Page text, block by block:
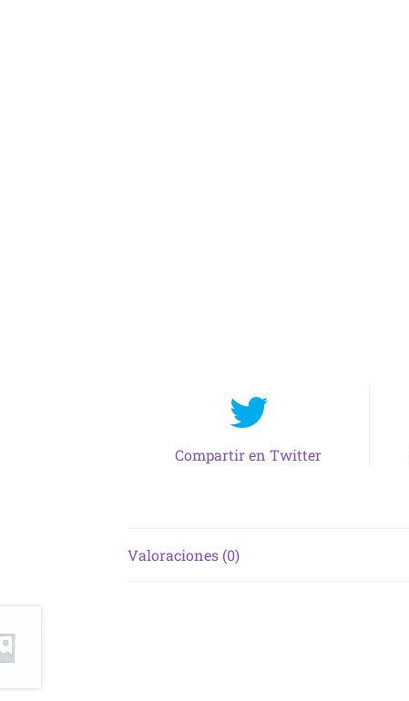
Compartir en Twitter
Valoraciones (0)